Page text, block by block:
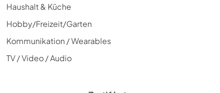
Haushalt & Küche
Hobby/Freizeit/Garten
Kommunikation / Wearables
TV / Video / Audio